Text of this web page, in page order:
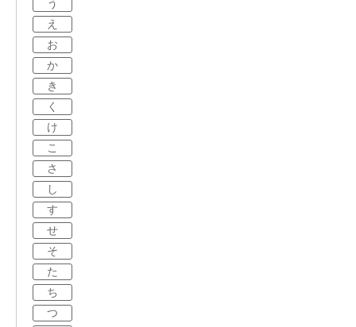
う
え
お
か
き
く
け
こ
さ
し
す
せ
そ
た
ち
つ